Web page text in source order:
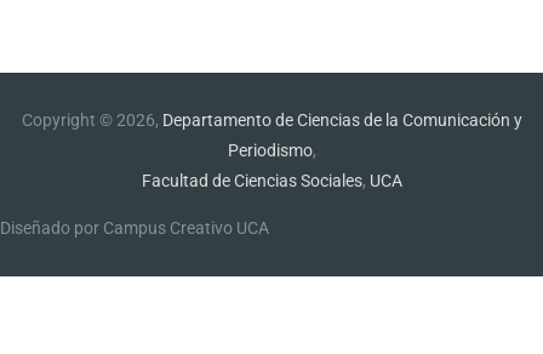
Copyright © 2026, Departamento de Ciencias de la Comunicación y
Periodismo,
Facultad de Ciencias Sociales, UCA
Diseñado por Campus Creativo UCA